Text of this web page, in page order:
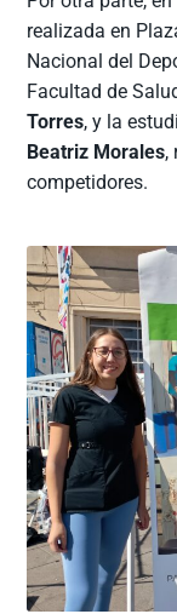
realizada en
Nacional del
Facultad de
Torres, y la
Beatriz Morales,
competidores.